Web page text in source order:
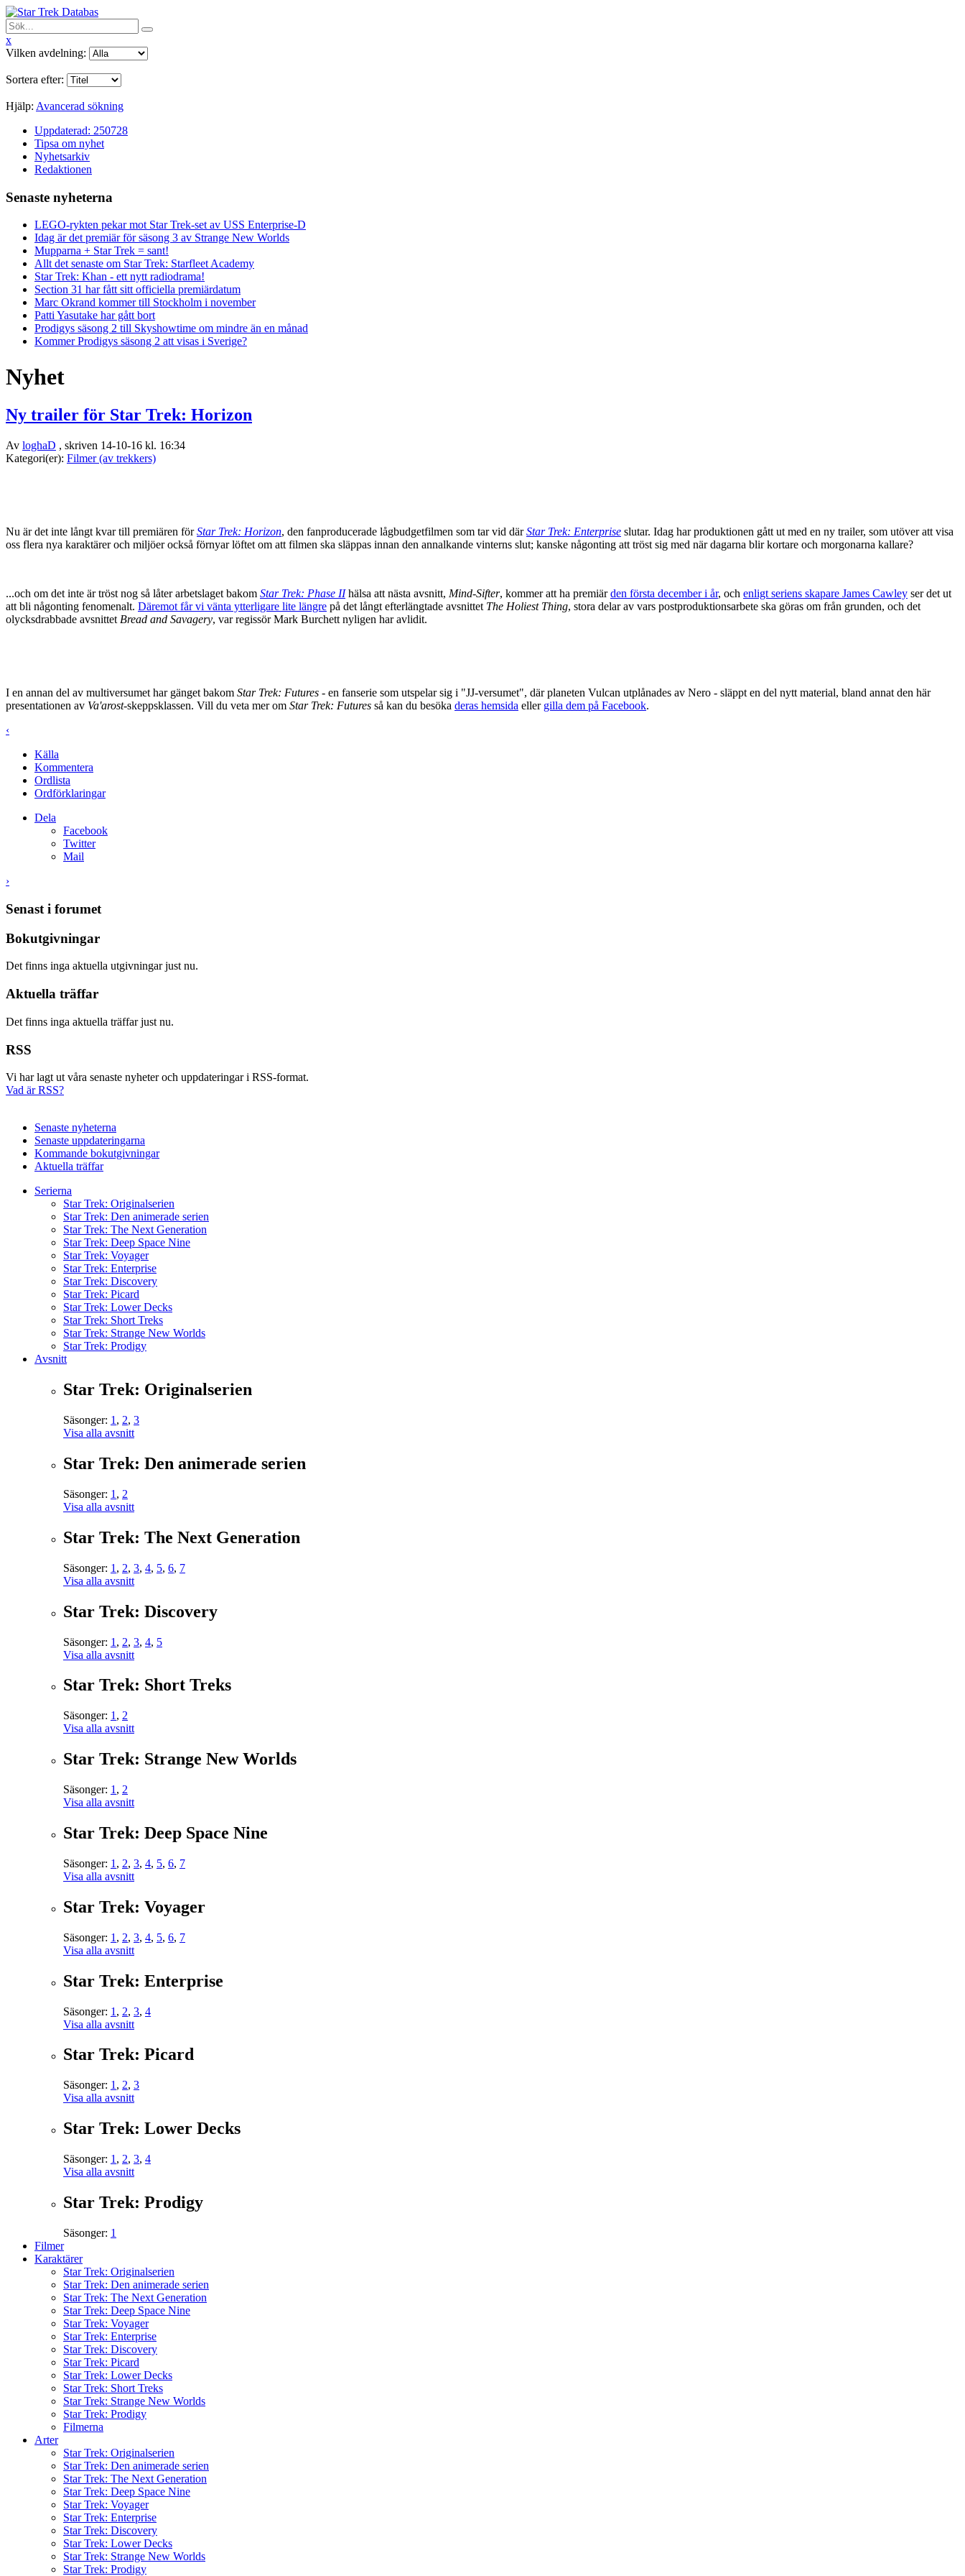
x
Vilken avdelning:
Sortera efter:
Hjälp: Avancerad sökning
Uppdaterad: 250728
Tipsa om nyhet
Nyhetsarkiv
Redaktionen
Senaste nyheterna
LEGO-rykten pekar mot Star Trek-set av USS Enterprise-D
Idag är det premiär för säsong 3 av Strange New Worlds
Mupparna + Star Trek = sant!
Allt det senaste om Star Trek: Starfleet Academy
Star Trek: Khan - ett nytt radiodrama!
Section 31 har fått sitt officiella premiärdatum
Marc Okrand kommer till Stockholm i november
Patti Yasutake har gått bort
Prodigys säsong 2 till Skyshowtime om mindre än en månad
Kommer Prodigys säsong 2 att visas i Sverige?
Nyhet
Ny trailer för Star Trek: Horizon
Av loghaD , skriven 14-10-16 kl. 16:34
Kategori(er): Filmer (av trekkers)
Nu är det inte långt kvar till premiären förStar Trek: Horizon, den fanproducerade lågbudgetfilmen som tar vid därStar Trek: Enterprise slutar. Idag har produktionen gått ut med en ny trailer, som utöver att visa
oss flera nya karaktärer och miljöer också förnyar löftet om att filmen ska släppas innan den annalkande vinterns slut; kanske någonting att tröst sig med när dagarna blir kortare och morgonarna kallare?
...och om det inte är tröst nog så låter arbetslaget bakom Star Trek: Phase IIhälsa att nästa avsnitt, Mind-Sifter, kommer att ha premiärden första december i år, och enligt seriens skapare James Cawley ser det ut
att bli någonting fenomenalt. Däremot får vi vänta ytterligare lite längre på det långt efterlängtade avsnittet The Holiest Thing, stora delar av vars postproduktionsarbete ska göras om från grunden, och det
olycksdrabbade avsnittet Bread and Savagery, var regissör Mark Burchett nyligen har avlidit.
I en annan del av multiversumet har gänget bakom Star Trek: Futures - en fanserie som utspelar sig i "JJ-versumet", där planeten Vulcan utplånades av Nero - släppt en del nytt material, bland annat den här
presentationen av Va'arost-skeppsklassen. Vill du veta mer om Star Trek: Futures så kan du besöka deras hemsida eller gilla dem på Facebook.
‹
Källa
Kommentera
Ordlista
Ordförklaringar
Dela
Facebook
Twitter
Mail
›
Senast i forumet
Bokutgivningar
Det finns inga aktuella utgivningar just nu.
Aktuella träffar
Det finns inga aktuella träffar just nu.
RSS
Vi har lagt ut våra senaste nyheter och uppdateringar i RSS-format.
Vad är RSS?
Senaste nyheterna
Senaste uppdateringarna
Kommande bokutgivningar
Aktuella träffar
Serierna
Star Trek: Originalserien
Star Trek: Den animerade serien
Star Trek: The Next Generation
Star Trek: Deep Space Nine
Star Trek: Voyager
Star Trek: Enterprise
Star Trek: Discovery
Star Trek: Picard
Star Trek: Lower Decks
Star Trek: Short Treks
Star Trek: Strange New Worlds
Star Trek: Prodigy
Avsnitt
Star Trek: Originalserien
Säsonger: 1 , 2, 3
Visa alla avsnitt
Star Trek: Den animerade serien
Säsonger: 1 , 2
Visa alla avsnitt
Star Trek: The Next Generation
Säsonger: 1 , 2, 3, 4, 5, 6, 7
Visa alla avsnitt
Star Trek: Discovery
Säsonger: 1 , 2, 3, 4, 5
Visa alla avsnitt
Star Trek: Short Treks
Säsonger: 1 , 2
Visa alla avsnitt
Star Trek: Strange New Worlds
Säsonger: 1 , 2
Visa alla avsnitt
Star Trek: Deep Space Nine
Säsonger: 1 , 2, 3, 4, 5, 6, 7
Visa alla avsnitt
Star Trek: Voyager
Säsonger: 1 , 2, 3, 4, 5, 6, 7
Visa alla avsnitt
Star Trek: Enterprise
Säsonger: 1 , 2, 3, 4
Visa alla avsnitt
Star Trek: Picard
Säsonger: 1 , 2, 3
Visa alla avsnitt
Star Trek: Lower Decks
Säsonger: 1 , 2, 3, 4
Visa alla avsnitt
Star Trek: Prodigy
Säsonger: 1
Filmer
Karaktärer
Star Trek: Originalserien
Star Trek: Den animerade serien
Star Trek: The Next Generation
Star Trek: Deep Space Nine
Star Trek: Voyager
Star Trek: Enterprise
Star Trek: Discovery
Star Trek: Picard
Star Trek: Lower Decks
Star Trek: Short Treks
Star Trek: Strange New Worlds
Star Trek: Prodigy
Filmerna
Arter
Star Trek: Originalserien
Star Trek: Den animerade serien
Star Trek: The Next Generation
Star Trek: Deep Space Nine
Star Trek: Voyager
Star Trek: Enterprise
Star Trek: Discovery
Star Trek: Lower Decks
Star Trek: Strange New Worlds
Star Trek: Prodigy